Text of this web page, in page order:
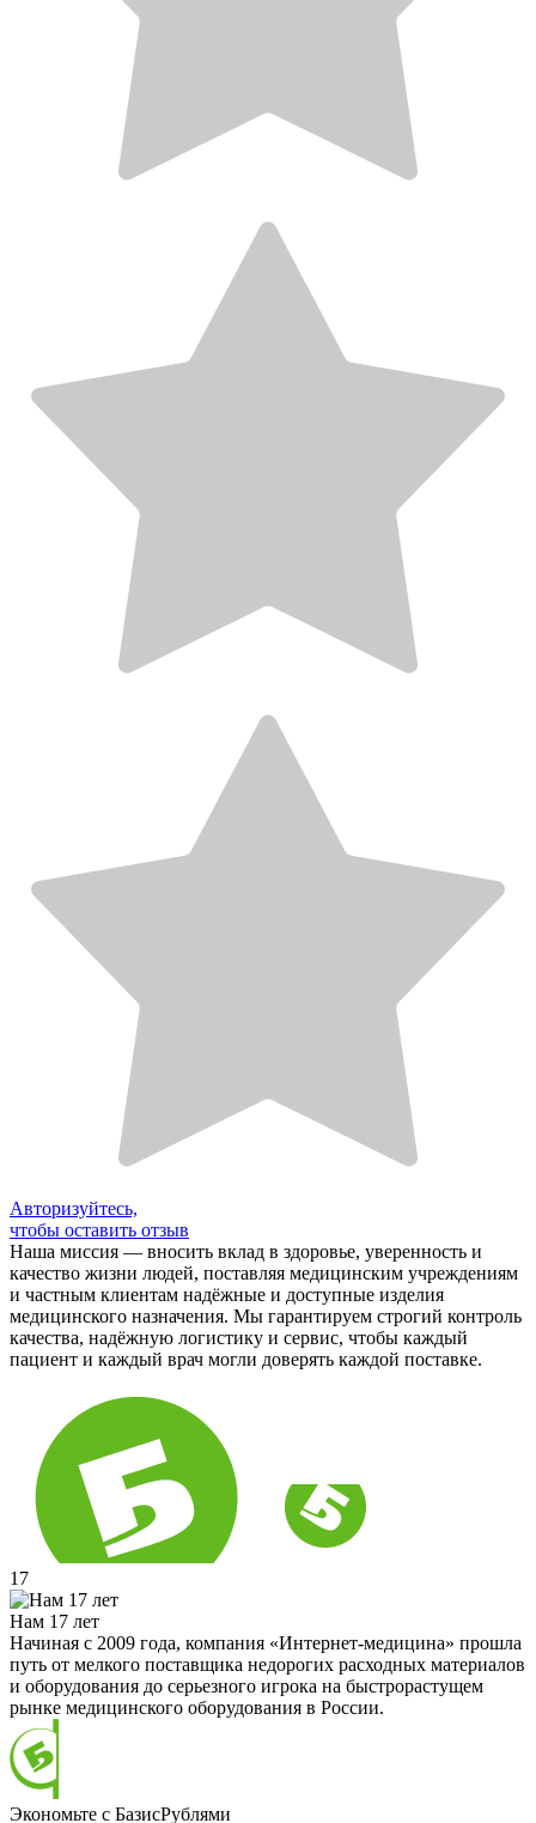
Авторизуйтесь,
чтобы оставить отзыв
Наша миссия — вносить вклад в здоровье, уверенность и
качество жизни людей, поставляя медицинским учреждениям
и частным клиентам надёжные и доступные изделия
медицинского назначения. Мы гарантируем строгий контроль
качества, надёжную логистику и сервис, чтобы каждый
пациент и каждый врач могли доверять каждой поставке.
17
Нам 17 лет
Начиная с 2009 года, компания «Интернет-медицина» прошла
путь от мелкого поставщика недорогих расходных материалов
и оборудования до серьезного игрока на быстрорастущем
рынке медицинского оборудования в России.
Экономьте с БазисРублями